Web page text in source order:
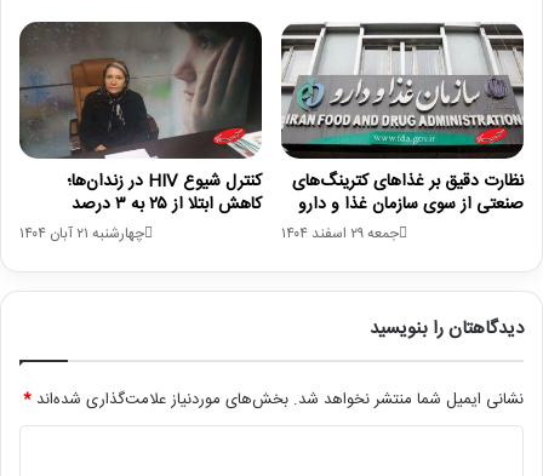
کنترل شیوع HIV در زندان‌ها؛
کاهش ابتلا از ۲۵ به ۳ درصد
چهارشنبه ۲۱ آبان ۱۴۰۴
نظارت دقیق بر غذاهای کترینگ‌های
صنعتی از سوی سازمان غذا و دارو
جمعه ۲۹ اسفند ۱۴۰۴
دیدگاهتان را بنویسید
نشانی ایمیل شما منتشر نخواهد شد. بخش‌های موردنیاز علامت‌گذاری شده‌اند *